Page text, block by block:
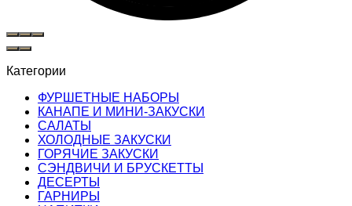
Категории
ФУРШЕТНЫЕ НАБОРЫ
КАНАПЕ И МИНИ-ЗАКУСКИ
САЛАТЫ
ХОЛОДНЫЕ ЗАКУСКИ
ГОРЯЧИЕ ЗАКУСКИ
СЭНДВИЧИ И БРУСКЕТТЫ
ДЕСЕРТЫ
ГАРНИРЫ